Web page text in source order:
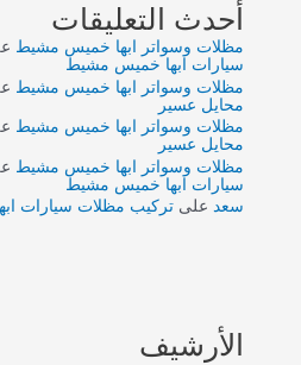
أحدث التعليقات
مظلات وسواتر ابها خميس مشيط
سيارات ابها خميس مشيط
مظلات وسواتر ابها خميس مشيط
محايل عسير
مظلات وسواتر ابها خميس مشيط
محايل عسير
مظلات وسواتر ابها خميس مشيط
سيارات ابها خميس مشيط
سعد علىتركيب مظلات سيارات
الأرشيف